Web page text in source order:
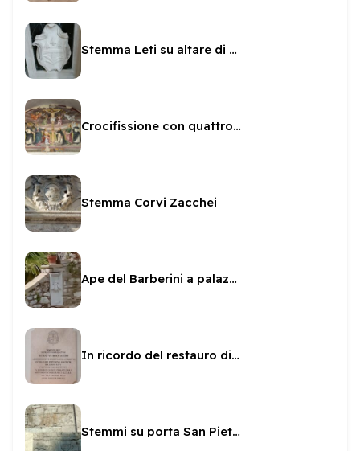
Stemma Leti su altare di San Brunone
Crocifissione con quattro angeli attribuita allo Spagna
Stemma Corvi Zacchei
Ape del Barberini a palazzo Leonetti Luparini
In ricordo del restauro di San Filippo dal Boccardo
Stemmi su porta San Pietro